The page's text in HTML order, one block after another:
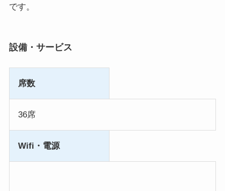
です。
設備・サービス
席数
36席
Wifi・電源